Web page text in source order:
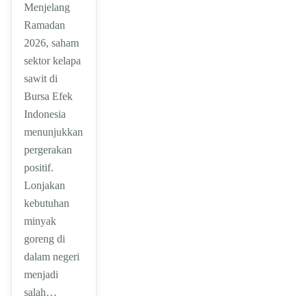
Menjelang
Ramadan
2026, saham
sektor kelapa
sawit di
Bursa Efek
Indonesia
menunjukkan
pergerakan
positif.
Lonjakan
kebutuhan
minyak
goreng di
dalam negeri
menjadi
salah…